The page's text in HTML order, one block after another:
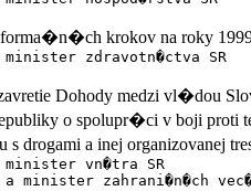
krokov na roky
minister zdravotn�ctva SR
Dohody medzi vl�dou
o spolupr�ci v boji proti
s drogami a inej organizovanej
minister vn�tra SR
zahrani�n�ch vec�